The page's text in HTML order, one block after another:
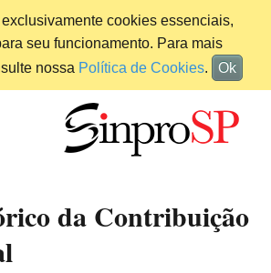
cookies essenciais,
seu funcionamento. Para mais
nossa Política de Cookies. Ok
da Contribuição